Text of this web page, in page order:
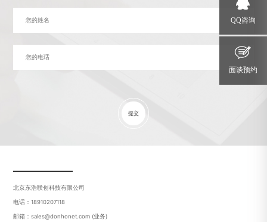
提交
北京东浩联创科技有限公司
电话：18910207118
邮箱：sales@donhonet.com (业务)
QQ咨询
面谈预约